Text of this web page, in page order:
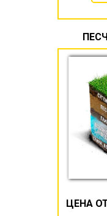
ЦЕНА